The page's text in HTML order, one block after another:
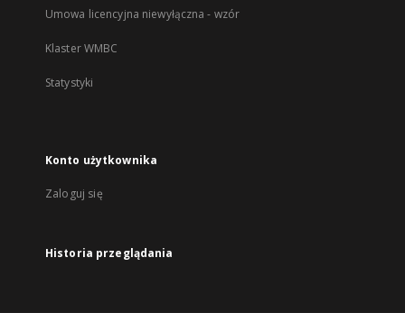
Umowa licencyjna niewyłączna - wzór
Klaster WMBC
Statystyki
Konto użytkownika
Zaloguj się
Historia przeglądania